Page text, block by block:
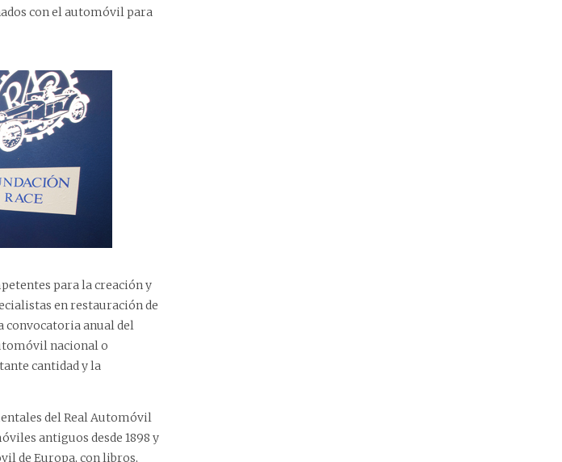
con el automóvil para
para la creación y
en restauración de
convocatoria anual del
nacional o
cantidad y la
del Real Automóvil
antiguos desde 1898 y
de Europa, con libros,